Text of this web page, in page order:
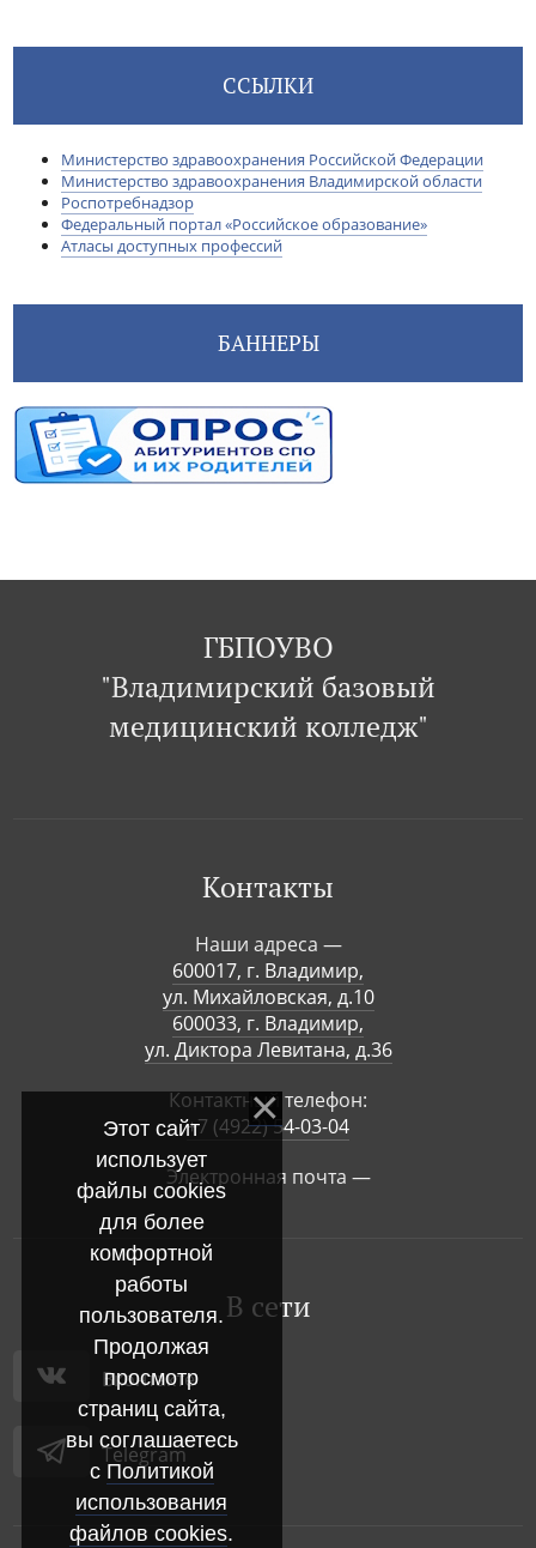
ССЫЛКИ
Министерство здравоохранения Российской Федерации
Министерство здравоохранения Владимирской области
Роспотребнадзор
Федеральный портал «Российское образование»
Атласы доступных профессий
БАННЕРЫ
ГБПОУВО
"Владимирский базовый
медицинский колледж"
Контакты
Наши адреса —
600017, г. Владимир,
ул. Михайловская, д.10
600033, г. Владимир,
ул. Диктора Левитана, д.36
Контактный телефон:
+7 (4922) 54-03-04
Электронная почта —
В сети
Вконтакте
Telegram
Этот сайт
использует
файлы cookies
для более
комфортной
работы
пользователя.
Продолжая
просмотр
страниц сайта,
вы соглашаетесь
с Политикой
использования
файлов cookies.